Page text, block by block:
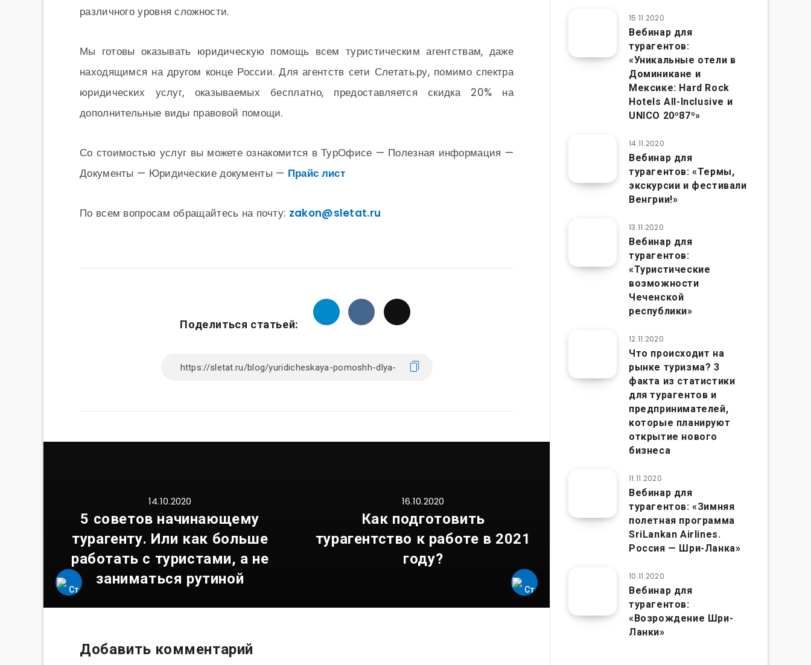
различного уровня сложности.
Мы готовы оказывать юридическую помощь всем туристическим агентствам, даже
находящимся на другом конце России. Для агентств сети Слетать.ру, помимо спектра
юридических услуг, оказываемых бесплатно, предоставляется скидка 20% на
дополнительные виды правовой помощи.
Со стоимостью услуг вы можете ознакомится в ТурОфисе — Полезная информация —
Документы — Юридические документы — Прайс лист
По всем вопросам обращайтесь на почту: zakon@sletat.ru
Поделиться статьей:
14.10.2020
5 советов начинающему
турагенту. Или как больше
работать с туристами, а не
заниматься рутиной
16.10.2020
Как подготовить
турагентство к работе в 2021
году?
Добавить комментарий
15.11.2020
Вебинар для
турагентов:
«Уникальные отели в
Доминикане и
Мексике: Hard Rock
Hotels All-Inclusive и
UNICO 20º87º»
14.11.2020
Вебинар для
турагентов: «Термы,
экскурсии и фестивали
Венгрии!»
13.11.2020
Вебинар для
турагентов:
«Туристические
возможности
Чеченской
республики»
12.11.2020
Что происходит на
рынке туризма? 3
факта из статистики
для турагентов и
предпринимателей,
которые планируют
открытие нового
бизнеса
11.11.2020
Вебинар для
турагентов: «Зимняя
полетная программа
SriLankan Airlines.
Россия — Шри-Ланка»
10.11.2020
Вебинар для
турагентов:
«Возрождение Шри-
Ланки»